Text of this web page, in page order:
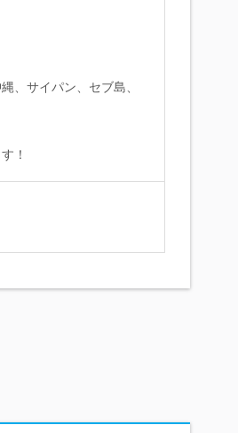
、サイパン、セブ島、
！